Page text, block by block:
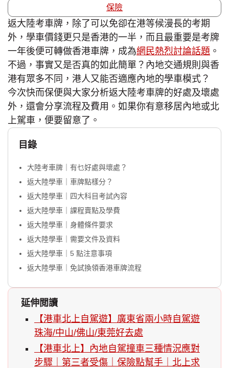
保險
返大陸考車牌，除了可以免卻在港等候漫長的考期
外，學車價錢更只是香港的一半，而且最重要是考牌
一年後便可轉做香港車牌，成為網民熱烈討論話題 。
不過，事實又是否真的如此簡單？內地交通規則與香
港有眾多不同，港人又能否適應內地的學車模式？
今次快而保便與大家分析返大陸考車牌的好處及壞處
外，還會分享流程及費用。如果你有意移居內地或北
上駕車，便要留意了。
目錄
大陸考車牌｜有乜好處與壞處？
返大陸學車｜車牌點樣分？
返大陸學車｜四大科目考試內容
返大陸學車｜課程賣點及學費
返大陸學車｜身體條件要求
返大陸學車｜需要文件及資料
返大陸學車｜5 點注意事項
返大陸學車｜免試換領香港車牌流程
延伸閲讀
【港車北上自駕遊】廣東省兩小時自駕遊
珠海/中山/佛山/東莞好去處
【港車北上】內地自駕撞車三種情況應對
步驟｜第三者受傷｜保險點幫手｜北上求